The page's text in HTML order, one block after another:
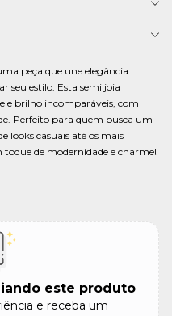
peça que une elegância
seu estilo. Esta semi joia
e brilho incomparáveis, com
Perfeito para quem busca um
looks casuais até os mais
toque de modernidade e charme!
este produto
e receba um